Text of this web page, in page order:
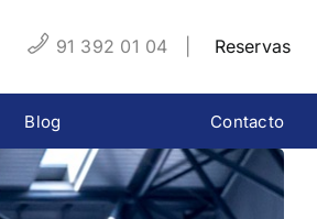
91 392 01 04 Reservas
Blog Contacto